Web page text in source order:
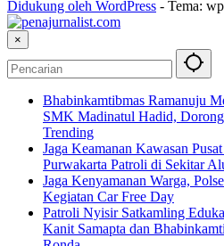
Didukung oleh WordPress - Tema:
×
Bhabinkamtibmas Ramanuju
SMK Madinatul Hadid,
Trending
Jaga Keamanan Kawasan
Purwakarta Patroli di Sekitar
Jaga Kenyamanan Warga,
Kegiatan Car Free Day
Patroli Nyisir Satkamling
Kanit Samapta dan